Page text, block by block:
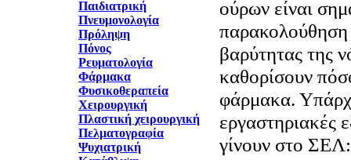
Παιδιατρική
Πνευμονολογία
Πρόληψη
Πόνος
Ρευματολογία
Φάρμακα
Φυσικοθεραπεία
Χειρουργική
Πλαστική χειρουργική
Πελματογραφία
Ψυχιατρική
ούρων είναι
παρακολούθηση
βαρύτητας της
καθορίσουν
φάρμακα.
εργαστηριακές
γίνουν στο ΣΕΛ: